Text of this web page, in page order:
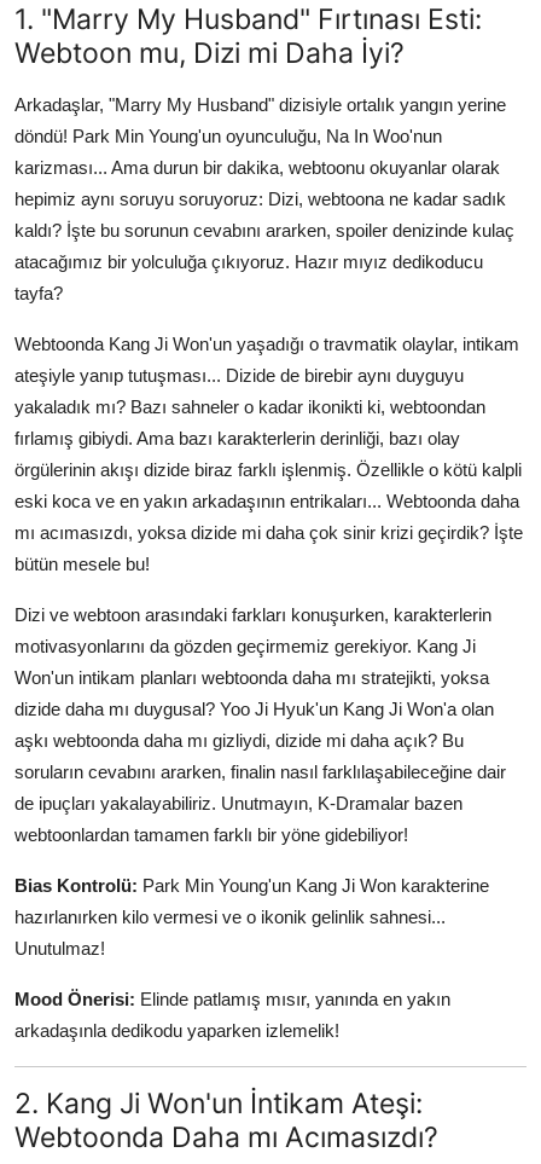
1. "Marry My Husband" Fırtınası Esti:
Webtoon mu, Dizi mi Daha İyi?
Arkadaşlar, "Marry My Husband" dizisiyle ortalık yangın yerine
döndü! Park Min Young'un oyunculuğu, Na In Woo'nun
karizması... Ama durun bir dakika, webtoonu okuyanlar olarak
hepimiz aynı soruyu soruyoruz: Dizi, webtoona ne kadar sadık
kaldı? İşte bu sorunun cevabını ararken, spoiler denizinde kulaç
atacağımız bir yolculuğa çıkıyoruz. Hazır mıyız dedikoducu
tayfa?
Webtoonda Kang Ji Won'un yaşadığı o travmatik olaylar, intikam
ateşiyle yanıp tutuşması... Dizide de birebir aynı duyguyu
yakaladık mı? Bazı sahneler o kadar ikonikti ki, webtoondan
fırlamış gibiydi. Ama bazı karakterlerin derinliği, bazı olay
örgülerinin akışı dizide biraz farklı işlenmiş. Özellikle o kötü kalpli
eski koca ve en yakın arkadaşının entrikaları... Webtoonda daha
mı acımasızdı, yoksa dizide mi daha çok sinir krizi geçirdik? İşte
bütün mesele bu!
Dizi ve webtoon arasındaki farkları konuşurken, karakterlerin
motivasyonlarını da gözden geçirmemiz gerekiyor. Kang Ji
Won'un intikam planları webtoonda daha mı stratejikti, yoksa
dizide daha mı duygusal? Yoo Ji Hyuk'un Kang Ji Won'a olan
aşkı webtoonda daha mı gizliydi, dizide mi daha açık? Bu
soruların cevabını ararken, finalin nasıl farklılaşabileceğine dair
de ipuçları yakalayabiliriz. Unutmayın, K-Dramalar bazen
webtoonlardan tamamen farklı bir yöne gidebiliyor!
Bias Kontrolü: Park Min Young'un Kang Ji Won karakterine
hazırlanırken kilo vermesi ve o ikonik gelinlik sahnesi...
Unutulmaz!
Mood Önerisi: Elinde patlamış mısır, yanında en yakın
arkadaşınla dedikodu yaparken izlemelik!
2. Kang Ji Won'un İntikam Ateşi:
Webtoonda Daha mı Acımasızdı?